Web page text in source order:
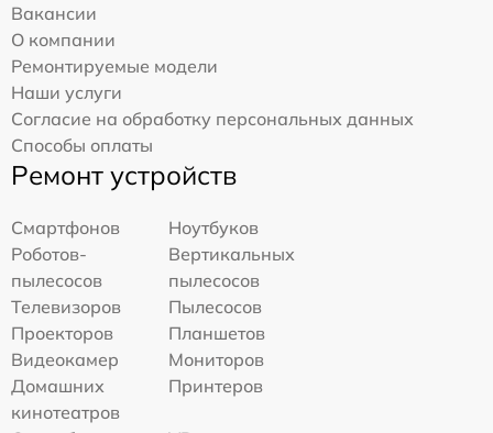
Вакансии
О компании
Ремонтируемые модели
Наши услуги
Согласие на обработку персональных данных
Способы оплаты
Ремонт устройств
Смартфонов
Ноутбуков
Роботов-
пылесосов
Вертикальных
пылесосов
Телевизоров
Пылесосов
Проекторов
Планшетов
Видеокамер
Мониторов
Домашних
кинотеатров
Принтеров